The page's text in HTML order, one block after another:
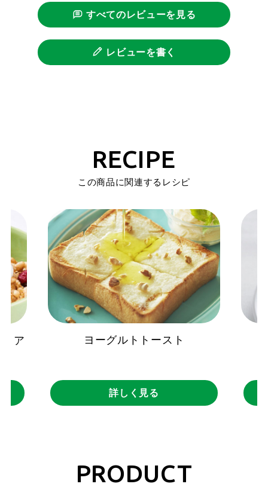
すべてのレビューを見る
レビューを書く
RECIPE
この商品に関連するレシピ
ア ヨーグルトトースト
詳しく見る
PRODUCT